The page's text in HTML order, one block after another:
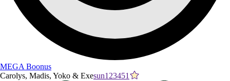
MEGA Boonus
Carolys, Madis, Yoko & Exesun123451